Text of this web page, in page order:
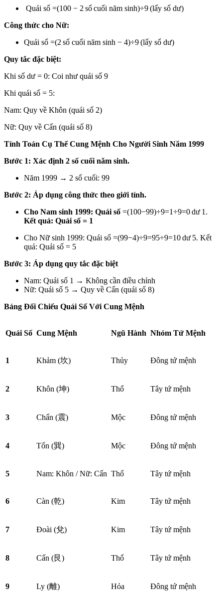
Quái số =(100 − 2 số cuối năm sinh)÷9 (lấy số dư)
Công thức cho Nữ:
Quái số =(2 số cuối năm sinh − 4)÷9 (lấy số dư)
Quy tắc đặc biệt:
Khi số dư = 0: Coi như quái số 9
Khi quái số = 5:
Nam: Quy về Khôn (quái số 2)
Nữ: Quy về Cấn (quái số 8)
Tính Toán Cụ Thể Cung Mệnh Cho Người Sinh Năm 1999
Bước 1: Xác định 2 số cuối năm sinh.
Năm 1999 → 2 số cuối: 99
Bước 2: Áp dụng công thức theo giới tính.
Cho Nam sinh 1999: Quái số =(100−99)÷9=1÷9=0 dư 1.
Kết quả: Quái số = 1
Cho Nữ sinh 1999: Quái số =(99−4)÷9=95÷9=10 dư 5. Kết
quả: Quái số = 5
Bước 3: Áp dụng quy tắc đặc biệt
Nam: Quái số 1 → Không cần điều chỉnh
Nữ: Quái số 5 → Quy về Cấn (quái số 8)
Bảng Đối Chiếu Quái Số Với Cung Mệnh
Quái Số Cung Mệnh Ngũ Hành Nhóm Tứ Mệnh
1 Khảm (坎) Thủy Đông tứ mệnh
2 Khôn (坤) Thổ Tây tứ mệnh
3 Chấn (震) Mộc Đông tứ mệnh
4 Tốn (巽) Mộc Đông tứ mệnh
5 Nam: Khôn / Nữ: Cấn Thổ Tây tứ mệnh
6 Càn (乾) Kim Tây tứ mệnh
7 Đoài (兌) Kim Tây tứ mệnh
8 Cấn (艮) Thổ Tây tứ mệnh
9 Ly (離) Hỏa Đông tứ mệnh